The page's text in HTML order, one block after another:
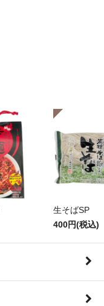
生そばSP
400円(税込)